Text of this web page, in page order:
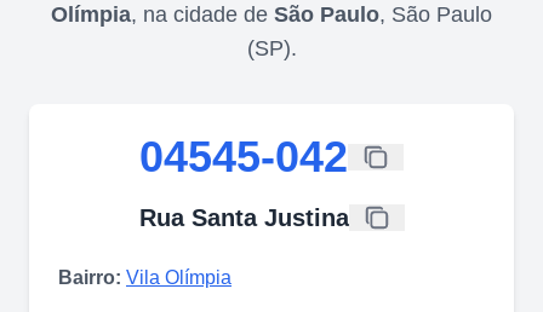
Olímpia, na cidade de São Paulo, São Paulo
(SP).
04545-042
Rua Santa Justina
Bairro: Vila Olímpia